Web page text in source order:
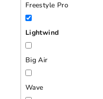
Freestyle Pro
Lightwind
Big Air
Wave